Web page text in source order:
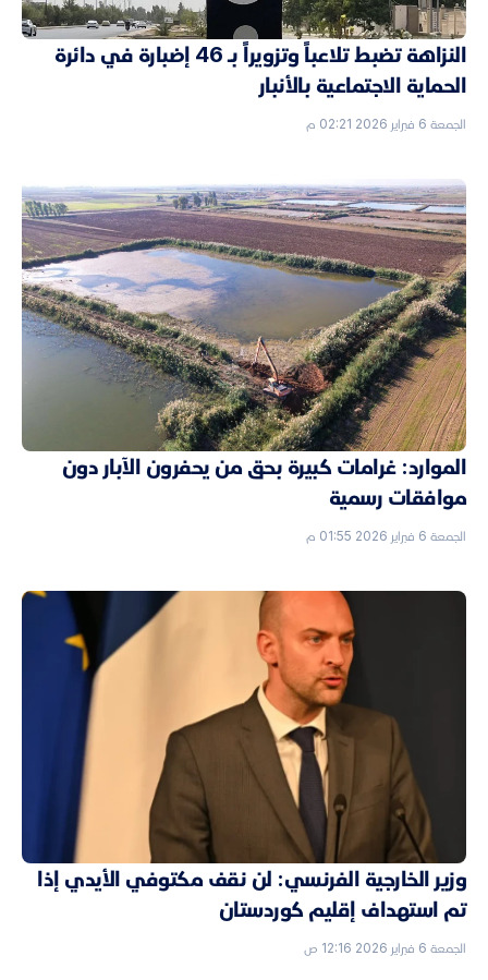
النزاهة تضبط تلاعباً وتزويراً بـ 46 إضبارة في دائرة
الحماية الاجتماعية بالأنبار
الجمعة 6 فبراير 2026 02:21 م
الموارد: غرامات كبيرة بحق من يحفرون الآبار دون
موافقات رسمية
الجمعة 6 فبراير 2026 01:55 م
وزير الخارجية الفرنسي: لن نقف مكتوفي الأيدي إذا
تم استهداف إقليم كوردستان
الجمعة 6 فبراير 2026 12:16 ص